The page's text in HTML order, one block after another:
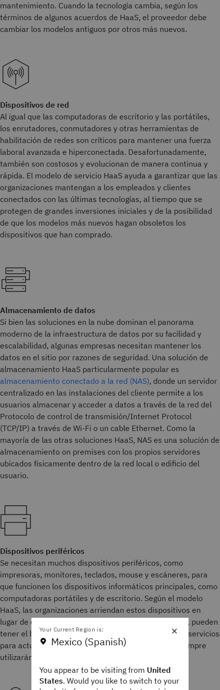
mantenimiento. Cuando la tecnología cambia, según los
términos de algunos acuerdos de HaaS, el proveedor debe
cambiar los modelos antiguos por otros más nuevos.
Dispositivos de red
Al igual que las computadoras de escritorio y las portátiles,
los enrutadores, conmutadores y otras herramientas de
habilitación de redes son críticos para mantener una fuerza
laboral avanzada e hiperconectada. Desafortunadamente,
también son costosos y evolucionan de manera continua y
rápida. El modelo de servicio HaaS ayuda a garantizar que las
organizaciones mantengan a los empleados y clientes
conectados con las últimas tecnologías, al tiempo que se
protegen de grandes inversiones iniciales y de la posibilidad
de que los modelos más nuevos hagan obsoletos los
dispositivos que han comprado.
Almacenamiento de datos
Si bien las soluciones en la nube dominan el panorama
moderno de la infraestructura de datos por su facilidad y
escalabilidad, algunas empresas necesitan mantener los
datos en el sitio por razones de seguridad. Una solución de
almacenamiento HaaS particularmente popular es
almacenamiento conectado a la red (NAS), donde un servidor
centralizado en las instalaciones del cliente permite a los
usuarios almacenar y acceder a datos a través de la red del
Protocolo de control de transmisión/Internet Protocol
(TCP/IP) a través de Wi-Fi o un cable Ethernet. Como la
mayoría de las otras soluciones HaaS, NAS es una solución de
almacenamiento on premises con los propios servidores
ubicados físicamente dentro de la red local o edificio del
usuario.
Dispositivos periféricos
Se necesitan muchos dispositivos periféricos, como
impresoras, monitores, teclados, mouse y escáneres, para
que funcionen los dispositivos informáticos principales, como
computadoras portátiles y de escritorio. Según el modelo
HaaS, las organizaciones arriendan estos dispositivos en
lugar de comprarlos por adelantado. De esta manera, pueden
tener el beneficio de la experiencia del proveedor de servicios
para actualizarlos y mantenerlos y garantizar que siempre
utilizarán los modelos más recientes.
×
Your Current Region is:
Mexico (Spanish)
You appear to be visiting from United
States. Would you like to switch to your